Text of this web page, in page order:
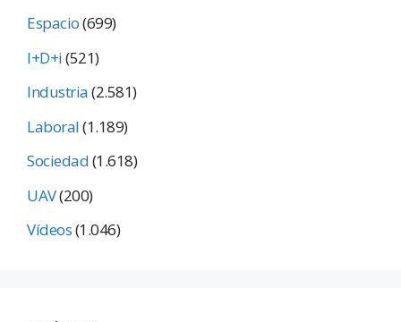
Espacio(699)
I+D+i(521)
Industria(2.581)
Laboral(1.189)
Sociedad(1.618)
UAV(200)
Vídeos(1.046)